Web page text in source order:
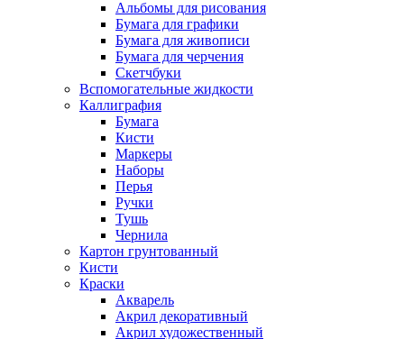
Альбомы для рисования
Бумага для графики
Бумага для живописи
Бумага для черчения
Скетчбуки
Вспомогательные жидкости
Каллиграфия
Бумага
Кисти
Маркеры
Наборы
Перья
Ручки
Тушь
Чернила
Картон грунтованный
Кисти
Краски
Акварель
Акрил декоративный
Акрил художественный